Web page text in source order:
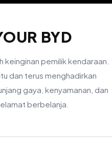
BYD
pemilik kendaraan.
dan terus menghadirkan
gaya, kenyamanan, dan
berbelanja.